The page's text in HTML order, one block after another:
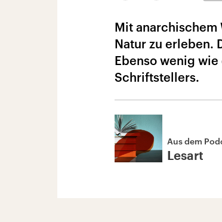
Mit anarchischem
Natur zu erleben.
Ebenso wenig
Schriftstellers.
Aus dem
Lesart